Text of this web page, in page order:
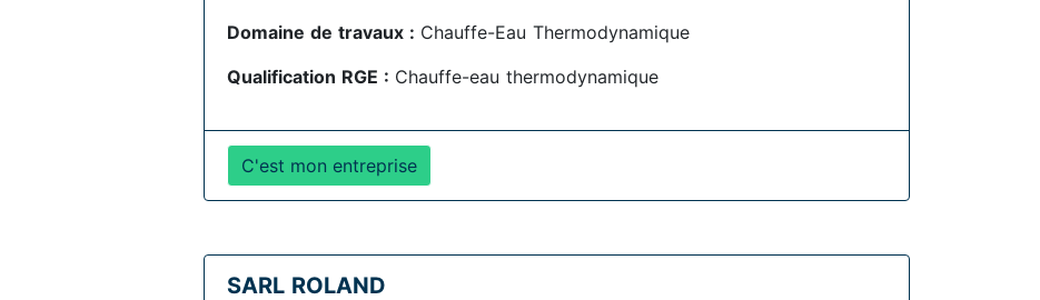
Domaine de travaux : Chauffe-Eau Thermodynamique
Qualification RGE : Chauffe-eau thermodynamique
C'est mon entreprise
SARL ROLAND